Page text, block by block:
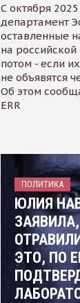
С октября
департамент
оставленные
на
потом - если
не объявятся
Об этом
ERR
ПОЛИТИКА
ЮЛИЯ
ЭТО, ПО